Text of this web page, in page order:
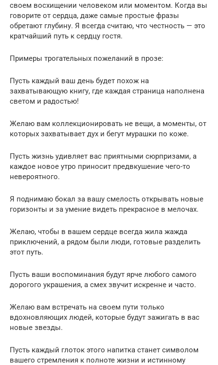
своем восхищении человеком или моментом. Когда вы
говорите от сердца, даже самые простые фразы
обретают глубину. Я всегда считаю, что честность — это
кратчайший путь к сердцу гостя.
Примеры трогательных пожеланий в прозе:
Пусть каждый ваш день будет похож на
захватывающую книгу, где каждая страница наполнена
светом и радостью!
Желаю вам коллекционировать не вещи, а моменты, от
которых захватывает дух и бегут мурашки по коже.
Пусть жизнь удивляет вас приятными сюрпризами, а
каждое новое утро приносит предвкушение чего-то
невероятного.
Я поднимаю бокал за вашу смелость открывать новые
горизонты и за умение видеть прекрасное в мелочах.
Желаю, чтобы в вашем сердце всегда жила жажда
приключений, а рядом были люди, готовые разделить
этот путь.
Пусть ваши воспоминания будут ярче любого самого
дорогого украшения, а смех звучит искренне и часто.
Желаю вам встречать на своем пути только
вдохновляющих людей, которые будут зажигать в вас
новые звезды.
Пусть каждый глоток этого напитка станет символом
вашего стремления к полноте жизни и истинному